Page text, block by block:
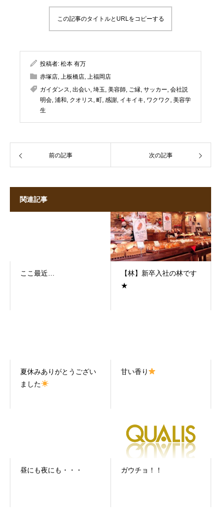
この記事のタイトルとURLをコピーする
投稿者: 松本 有万
赤塚店, 上板橋店, 上福岡店
ガイダンス, 出会い, 埼玉, 美容師, ご縁, サッカー, 会社説
明会, 浦和, クオリス, 町, 感謝, イキイキ, ワクワク , 美容学
生
前の記事 次の記事
関連記事
ここ最近…
【林】新卒入社の林です
★
夏休みありがとうござい
ました
甘い香り
昼にも夜にも・・・ ガウチョ！！